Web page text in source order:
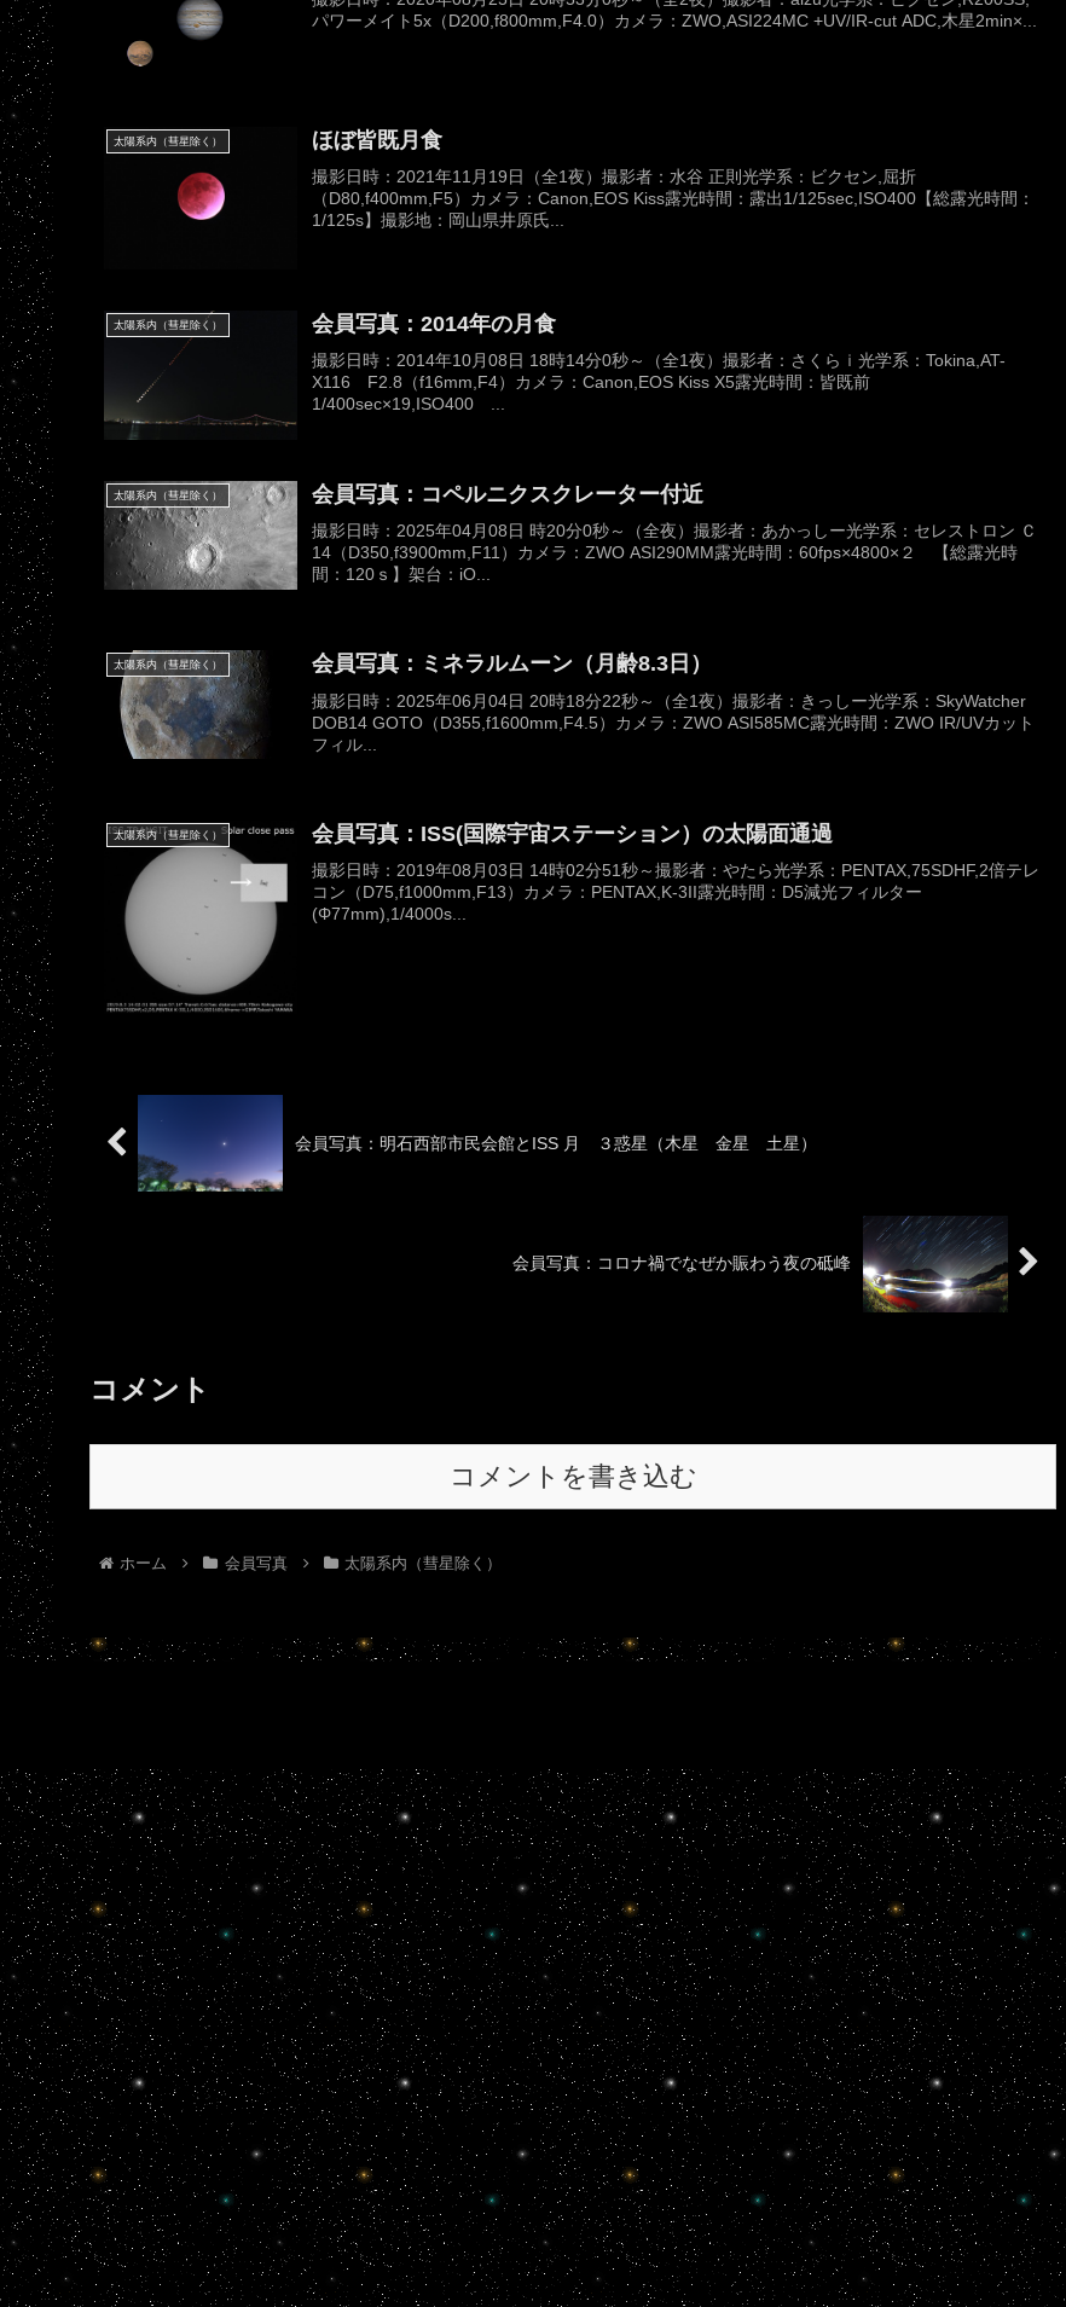
パワーメイト5x（D200,f800mm,F4.0）カメラ：ZWO,ASI224MC +UV/IR-cut ADC,木星2min×...
太陽系内（彗星除く） ほぼ皆既月食
撮影日時：2021年11月19日（全1夜）撮影者：水谷 正則光学系：ビクセン,屈折
（D80,f400mm,F5）カメラ：Canon,EOS Kiss露光時間：露出1/125sec,ISO400【総露光時間：
1/125s】撮影地：岡山県井原氏...
太陽系内（彗星除く） 会員写真：2014年の月食
撮影日時：2014年10月08日 18時14分0秒～（全1夜）撮影者：さくらｉ光学系：Tokina,AT-
X116 F2.8（f16mm,F4）カメラ：Canon,EOS Kiss X5露光時間：皆既前
1/400sec×19,ISO400 ...
太陽系内（彗星除く） 会員写真：コペルニクスクレーター付近
撮影日時：2025年04月08日 時20分0秒～（全夜）撮影者：あかっしー光学系：セレストロン Ｃ
14（D350,f3900mm,F11）カメラ：ZWO ASI290MM露光時間：60fps×4800×２ 【総露光時
間：120ｓ】架台：iO...
太陽系内（彗星除く） 会員写真：ミネラルムーン（月齢8.3日）
撮影日時：2025年06月04日 20時18分22秒～（全1夜）撮影者：きっしー光学系：SkyWatcher
DOB14 GOTO（D355,f1600mm,F4.5）カメラ：ZWO ASI585MC露光時間：ZWO IR/UVカット
フィル...
太陽系内（彗星除く） 会員写真：ISS(国際宇宙ステーション）の太陽面通過
撮影日時：2019年08月03日 14時02分51秒～撮影者：やたら光学系：PENTAX,75SDHF,2倍テレ
コン（D75,f1000mm,F13）カメラ：PENTAX,K-3II露光時間：D5減光フィルター
(Φ77mm),1/4000s...
会員写真：明石西部市民会館とISS 月 ３惑星（木星 金星 土星）
会員写真：コロナ禍でなぜか賑わう夜の砥峰
コメント
コメントを書き込む
ホーム 会員写真 太陽系内（彗星除く）